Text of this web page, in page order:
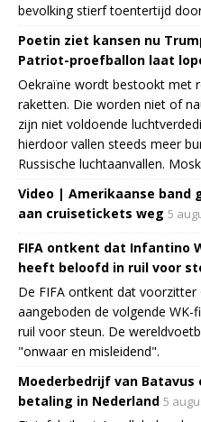
bevolking stierf toentertijd
Poetin ziet kansen nu
Patriot-proefballon laat
Oekraïne wordt bestookt met
raketten. Die worden niet of
zijn niet voldoende
hierdoor vallen steeds meer
Russische luchtaanvallen.
Video | Amerikaanse band
aan cruisetickets weg 5
FIFA ontkent dat Infantino
heeft beloofd in ruil voor
De FIFA ontkent dat
aangeboden de volgende
ruil voor steun. De
"onwaar en misleidend".
Moederbedrijf van
betaling in Nederland 5